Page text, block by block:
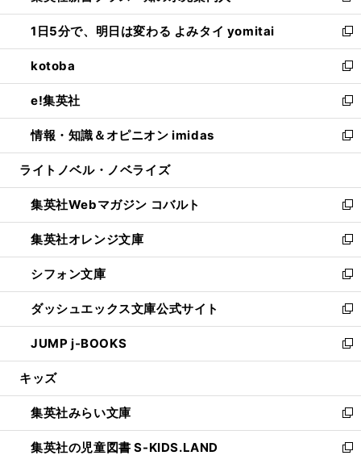
ウ
で
開
く
ン
ド
ウ
で
開
く
ウ
ィ
ン
ド
ウ
で
開
く
し
い
ウ
ィ
ン
ド
ウ
で
開
1日5分で、明日は変わる よみタイ yomitai
新
し
い
ウ
ィ
ン
ド
ウ
開
く
kotoba
新
し
い
ウ
ィ
ン
ウ
で
開
く
e!集英社
新
し
い
ウ
ン
ド
ウ
で
開
く
情報・知識＆オピニオン imidas
新
し
ウ
ィ
ン
ド
ウ
で
開
く
ライトノベル・ノベライズ
集英社Webマガジン コバルト
新
し
い
ウ
ィ
ン
ド
ウ
で
開
集英社オレンジ文庫
新
し
い
ウ
ィ
ン
ド
ウ
開
く
シフォン文庫
新
し
い
ウ
ィ
ン
ウ
で
開
く
ダッシュエックス文庫公式サイト
新
し
い
ウ
ン
ド
ウ
で
JUMP j-BOOKS
新
し
ウ
ィ
ン
ド
キッズ
集英社みらい文庫
新
し
い
集英社の児童図書 S-KIDS.LAND
新